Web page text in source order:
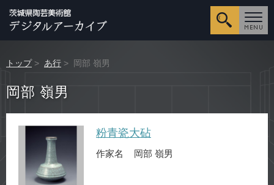
詳細検
トップ > あ行 > 岡部 嶺男
岡部 嶺男
粉青瓷大砧
作家名 岡部 嶺男